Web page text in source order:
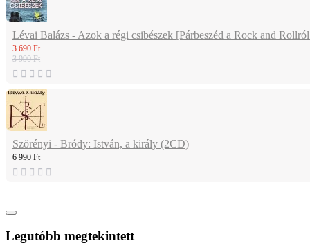
Lévai Balázs - Azok a régi csibészek [Párbeszéd a Rock and
3 690 Ft
3 990 Ft
Szörényi - Bródy: István, a király (2CD)
6 990 Ft
Legutóbb megtekintett